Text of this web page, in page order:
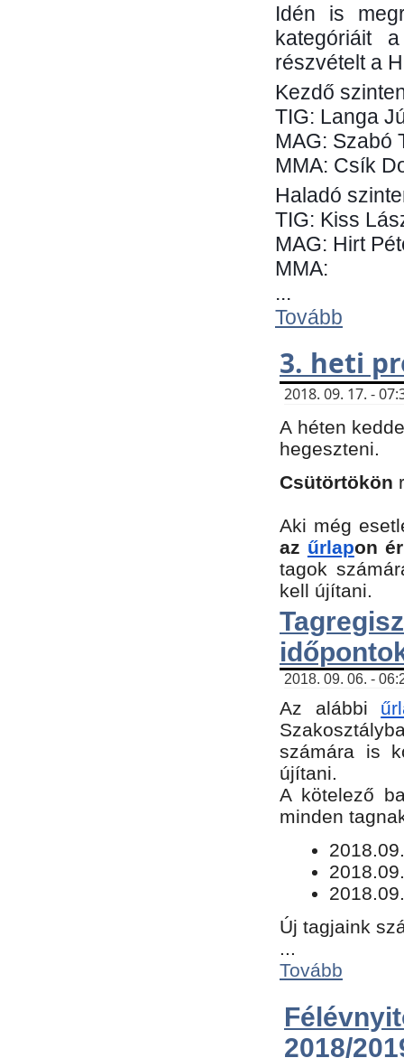
Idén is
kategóriáit
részvételt a
Kezdő
TIG: Langa
MAG: Szabó
MMA: Csík
Haladó
TIG: Kiss
MAG: Hirt
MMA:
...
Tovább
3. heti
2018. 09. 17. -
A héten
hegeszteni.
Csütörtökön
Aki még
az űrlapon
tagok
kell újítani.
2018. 09. 06. -
Az alábbi
számára is
újítani.
​A kötelező
minden
Új tagjaink
...
Tovább
2018/